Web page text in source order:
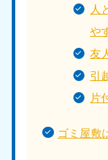
人
や
友
引
片
ゴミ屋敷